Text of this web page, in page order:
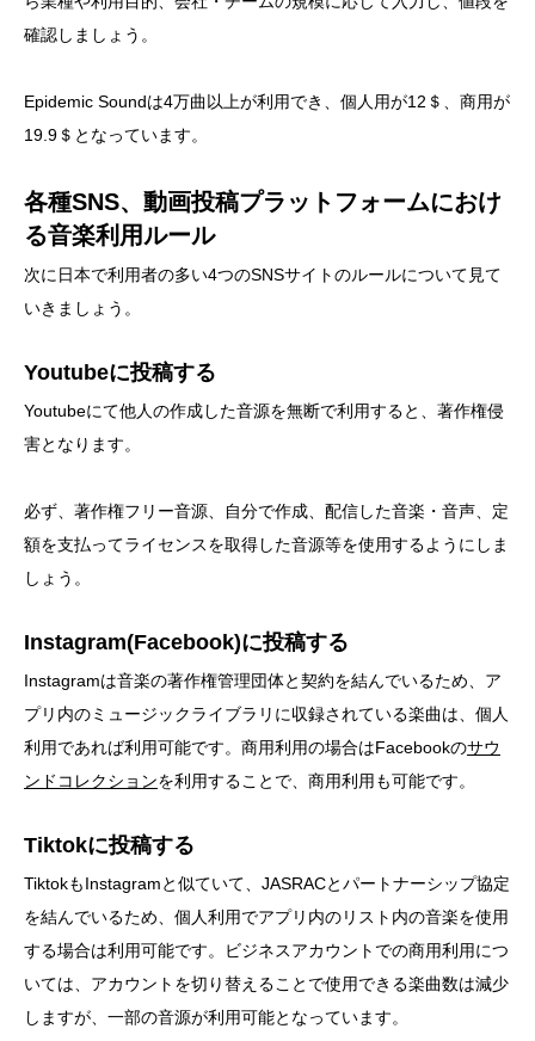
確認しましょう。
Epidemic Soundは4万曲以上が利用でき、個人用が12＄、商用が
19.9＄となっています。
各種SNS、動画投稿プラットフォームにおけ
る音楽利用ルール
次に日本で利用者の多い4つのSNSサイトのルールについて見て
いきましょう。
Youtubeに投稿する
Youtubeにて他人の作成した音源を無断で利用すると、著作権侵
害となります。
必ず、著作権フリー音源、自分で作成、配信した音楽・音声、定
額を支払ってライセンスを取得した音源等を使用するようにしま
しょう。
Instagram(Facebook)に投稿する
Instagramは音楽の著作権管理団体と契約を結んでいるため、ア
プリ内のミュージックライブラリに収録されている楽曲は、個人
利用であれば利用可能です。商用利用の場合はFacebookのサウ
ンドコレクションを利用することで、商用利用も可能です。
Tiktokに投稿する
TiktokもInstagramと似ていて、JASRACとパートナーシップ協定
を結んでいるため、個人利用でアプリ内のリスト内の音楽を使用
する場合は利用可能です。ビジネスアカウントでの商用利用につ
いては、アカウントを切り替えることで使用できる楽曲数は減少
しますが、一部の音源が利用可能となっています。